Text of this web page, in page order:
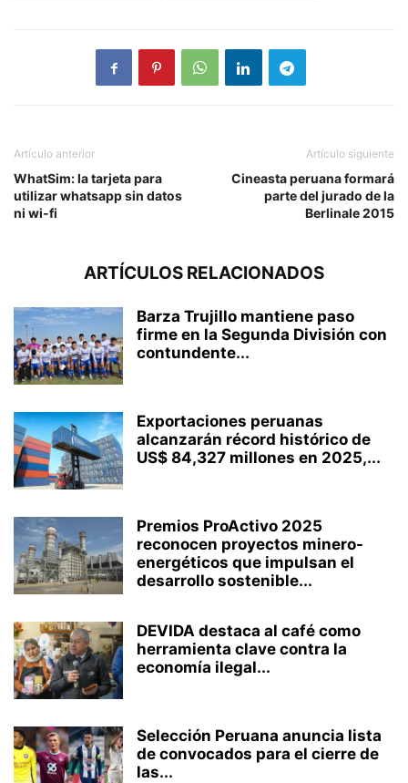
Artículo anterior
WhatSim: la tarjeta para
utilizar whatsapp sin datos
ni wi-fi
Artículo siguiente
Cineasta peruana formará
parte del jurado de la
Berlinale 2015
ARTÍCULOS RELACIONADOS
Barza Trujillo mantiene paso
firme en la Segunda División con
contundente...
Exportaciones peruanas
alcanzarán récord histórico de
US$ 84,327 millones en 2025,...
Premios ProActivo 2025
reconocen proyectos minero-
energéticos que impulsan el
desarrollo sostenible...
DEVIDA destaca al café como
herramienta clave contra la
economía ilegal...
Selección Peruana anuncia lista
de convocados para el cierre de
las...